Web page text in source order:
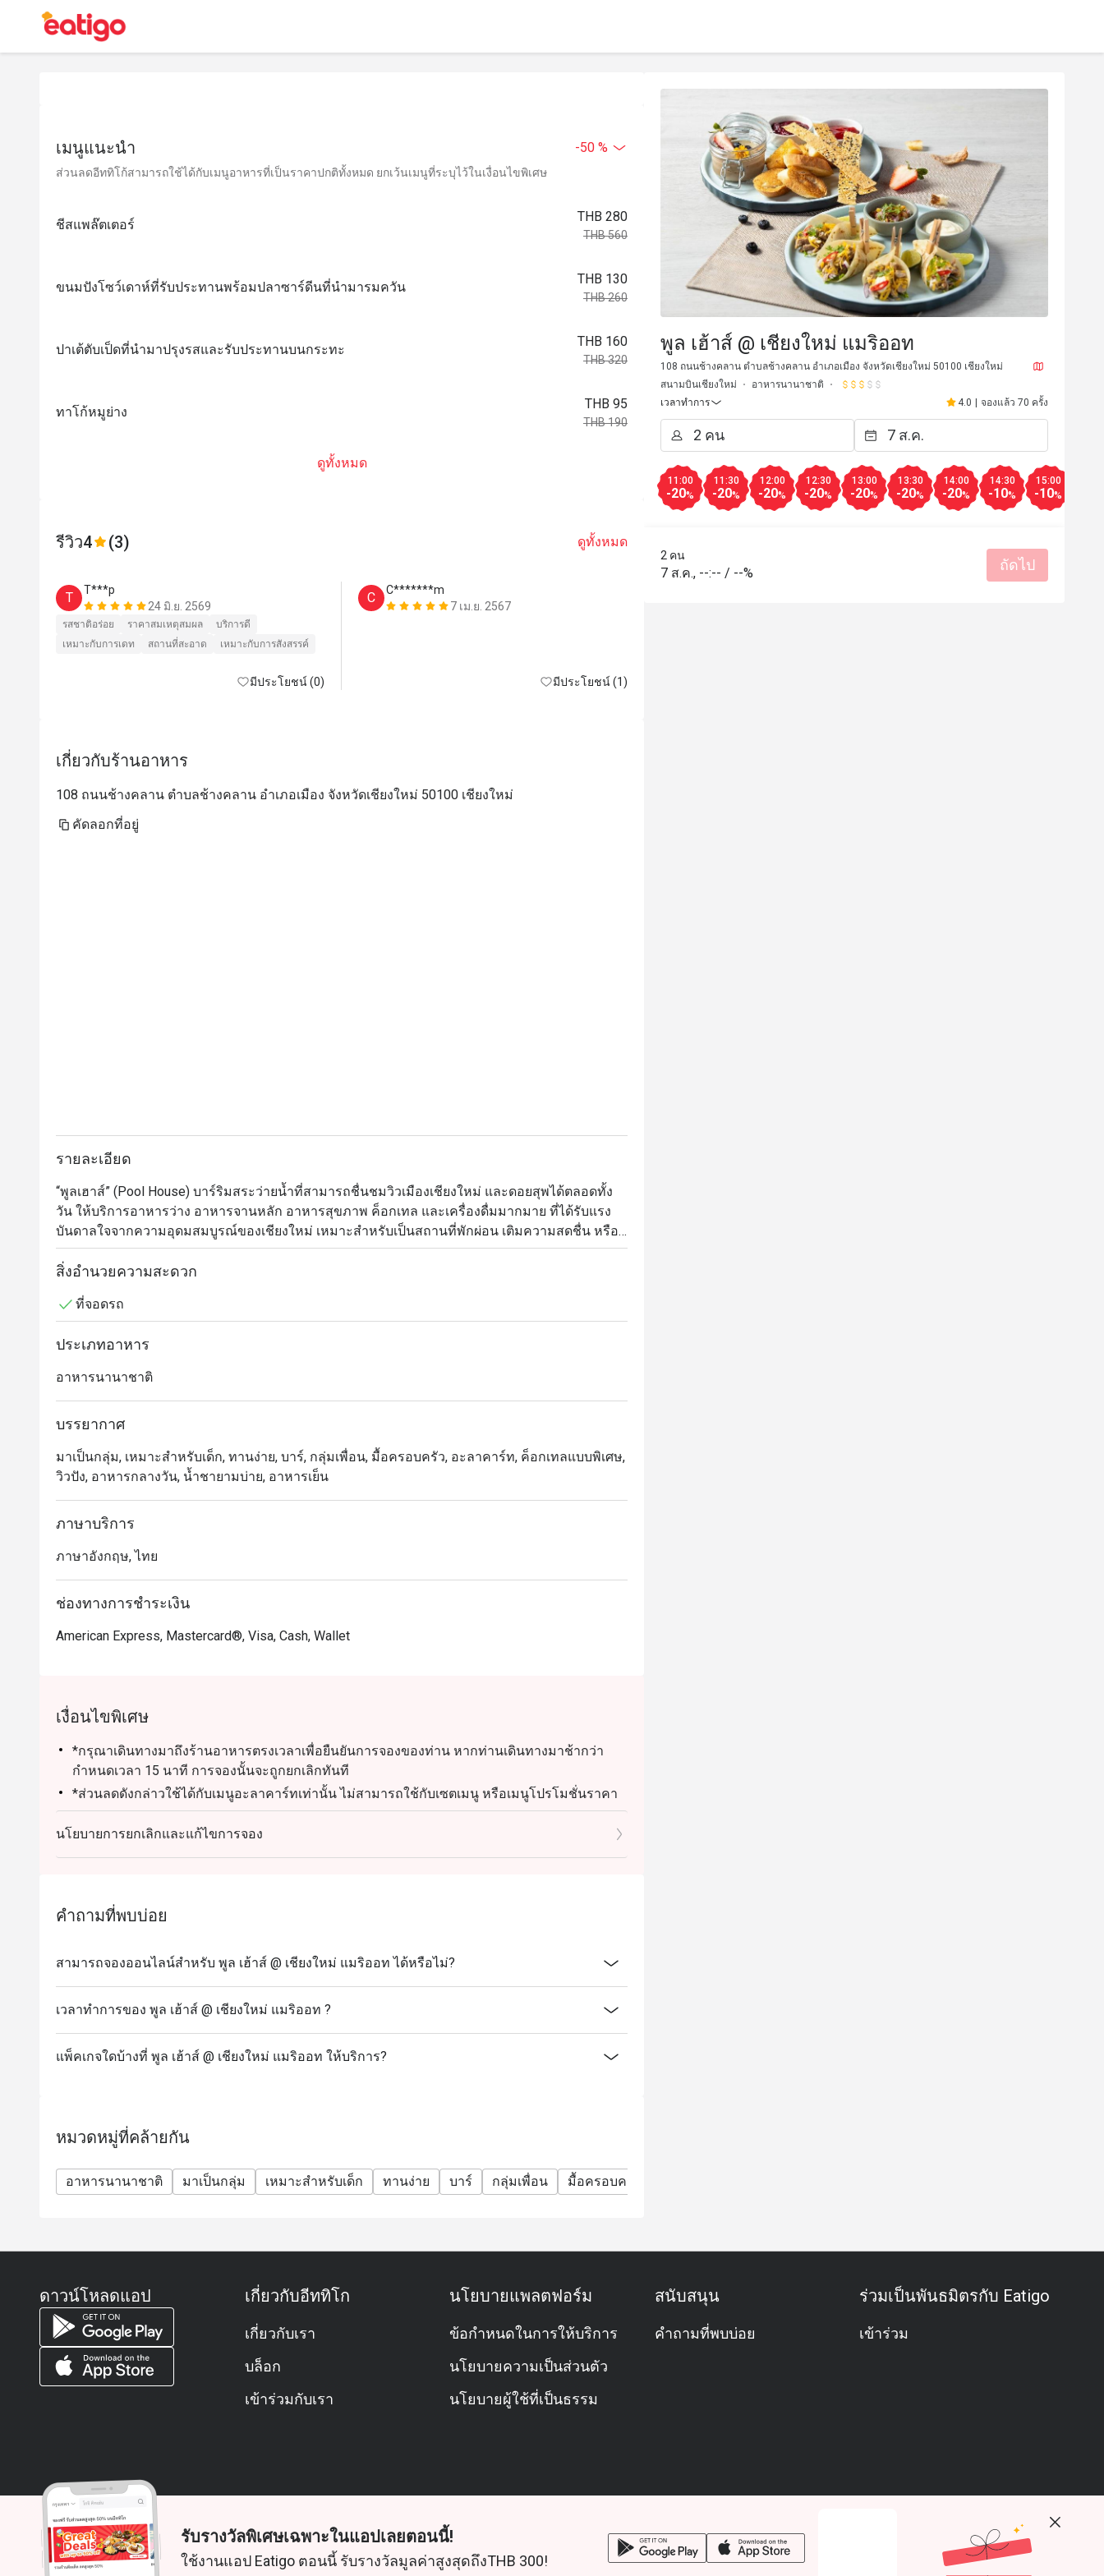
เมนูแนะนำ -50 %
ส่วนลดอีททิโก้สามารถใช้ได้กับเมนูอาหารที่เป็นราคาปกติทั้งหมด ยกเว้นเมนูที่ระบุไว้ในเงื่อนไขพิเศษ
ชีสแพล๊ตเตอร์
THB 280
THB 560
ขนมปังโซว์เดาห์ที่รับประทานพร้อมปลาซาร์ดีนที่นำมารมควัน
THB 130
THB 260
ปาเต้ตับเป็ดที่นำมาปรุงรสและรับประทานบนกระทะ
THB 160
THB 320
ทาโก้หมูย่าง
THB 95
THB 190
ดูทั้งหมด
รีวิว4 (3) ดูทั้งหมด
T
T***p
24 มิ.ย. 2569
รสชาติอร่อย ราคาสมเหตุสมผล
บริการดี
เหมาะกับการเดท
สถานที่สะอาด เหมาะกับการสังสรรค์
มีประโยชน์ (0)
C
C*******m
7 เม.ย. 2567
มีประโยชน์ (1)
เกี่ยวกับร้านอาหาร
108 ถนนช้างคลาน ตำบลช้างคลาน อำเภอเมือง จังหวัดเชียงใหม่ 50100 เชียงใหม่
คัดลอกที่อยู่
รายละเอียด
“พูลเฮาส์” (Pool House) บาร์ริมสระว่ายน้ำที่สามารถชื่นชมวิวเมืองเชียงใหม่ และดอยสุพได้ตลอดทั้ง
วัน ให้บริการอาหารว่าง อาหารจานหลัก อาหารสุขภาพ ค็อกเทล และเครื่องดื่มมากมาย ที่ได้รับแรง
บันดาลใจจากความอุดมสมบูรณ์ของเชียงใหม่ เหมาะสำหรับเป็นสถานที่พักผ่อน เติมความสดชื่น หรือ
ชมพระอาทิตย์ตกในยามเย็นด้วยเครื่องดื่มแก้วโปรด
สิ่งอำนวยความสะดวก
ที่จอดรถ
ประเภทอาหาร
อาหารนานาชาติ
บรรยากาศ
มาเป็นกลุ่ม, เหมาะสำหรับเด็ก, ทานง่าย, บาร์, กลุ่มเพื่อน, มื้อครอบครัว, อะลาคาร์ท, ค็อกเทลแบบพิเศษ,
วิวปัง, อาหารกลางวัน, น้ำชายามบ่าย, อาหารเย็น
ภาษาบริการ
ภาษาอังกฤษ, ไทย
ช่องทางการชำระเงิน
American Express, Mastercard®, Visa, Cash, Wallet
เงื่อนไขพิเศษ
*กรุณาเดินทางมาถึงร้านอาหารตรงเวลาเพื่อยืนยันการจองของท่าน หากท่านเดินทางมาช้ากว่า
กำหนดเวลา 15 นาที การจองนั้นจะถูกยกเลิกทันที
*ส่วนลดดังกล่าวใช้ได้กับเมนูอะลาคาร์ทเท่านั้น ไม่สามารถใช้กับเซตเมนู หรือเมนูโปรโมชั่นราคา
พิเศษอื่นๆ ของร้านอาหาร
* ส่วนลดดังกล่าวไม่สามารถใช้ร่วมกับส่วนลดบัตรเครดิตม บัตรเงินสด หรือส่วนลดบัตรสมาชิกอื่นๆ
ได้
* ระยะเวลานั่งทางไม่เกิน 90 นาที
* minimum advance booking ล่วงหน้า 1 วัน
นโยบายการยกเลิกและแก้ไขการจอง
คำถามที่พบบ่อย
สามารถจองออนไลน์สำหรับ พูล เฮ้าส์ @ เชียงใหม่ แมริออท ได้หรือไม่?
เวลาทำการของ พูล เฮ้าส์ @ เชียงใหม่ แมริออท ?
แพ็คเกจใดบ้างที่ พูล เฮ้าส์ @ เชียงใหม่ แมริออท ให้บริการ?
หมวดหมู่ที่คล้ายกัน
อาหารนานาชาติ มาเป็นกลุ่ม เหมาะสำหรับเด็ก ทานง่าย บาร์ กลุ่มเพื่อน มื้อครอบครัว
พูล เฮ้าส์ @ เชียงใหม่ แมริออท
108 ถนนช้างคลาน ตำบลช้างคลาน อำเภอเมือง จังหวัดเชียงใหม่ 50100 เชียงใหม่
สนามบินเชียงใหม่
อาหารนานาชาติ
เวลาทำการ
4.0 | จองแล้ว 70 ครั้ง
11:00
-20%
11:30
-20%
12:00
-20%
12:30
-20%
13:00
-20%
13:30
-20%
14:00
-20%
14:30
-10%
15:00
-10%
2 คน
7 ส.ค., --:-- / --% ถัดไป
ดาวน์โหลดแอป เกี่ยวกับอีททิโก
เกี่ยวกับเรา
บล็อก
เข้าร่วมกับเรา
นโยบายแพลตฟอร์ม
ข้อกำหนดในการให้บริการ
นโยบายความเป็นส่วนตัว
นโยบายผู้ใช้ที่เป็นธรรม
สนับสนุน
คำถามที่พบบ่อย
ร่วมเป็นพันธมิตรกับ Eatigo
เข้าร่วม
© 2026 Zoek. สงวนลิขสิทธิ์
รับรางวัลพิเศษเฉพาะในแอปเลยตอนนี้!
ใช้งานแอป Eatigo ตอนนี้ รับรางวัลมูลค่าสูงสุดถึงTHB 300!